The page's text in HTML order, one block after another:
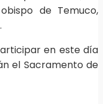
de Temuco,
en este día
el Sacramento de